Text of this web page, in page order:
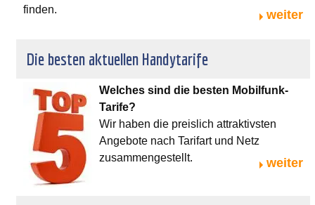
finden.
weiter
Die besten aktuellen Handytarife
Welches sind die besten Mobilfunk-
Tarife?
Wir haben die preislich attraktivsten
Angebote nach Tarifart und Netz
zusammengestellt.
weiter